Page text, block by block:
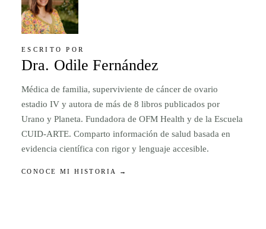
ESCRITO POR
Dra. Odile Fernández
Médica de familia, superviviente de cáncer de ovario
estadio IV y autora de más de 8 libros publicados por
Urano y Planeta. Fundadora de OFM Health y de la Escuela
CUID-ARTE. Comparto información de salud basada en
evidencia científica con rigor y lenguaje accesible.
CONOCE MI HISTORIA →